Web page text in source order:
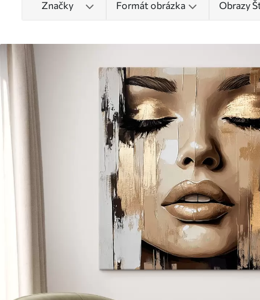
Značky Formát obrázka Obrazy